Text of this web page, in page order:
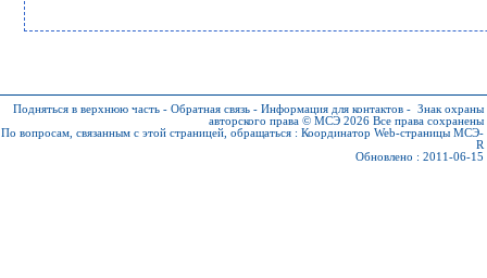
Подняться в верхнюю часть - Обратная связь - Информация для контактов - Знак охраны
авторского права © МСЭ 2026 Все права сохранены
По вопросам, связанным с этой страницей, обращаться : Координатор Web-страницы МСЭ-
R
Обновлено : 2011-06-15